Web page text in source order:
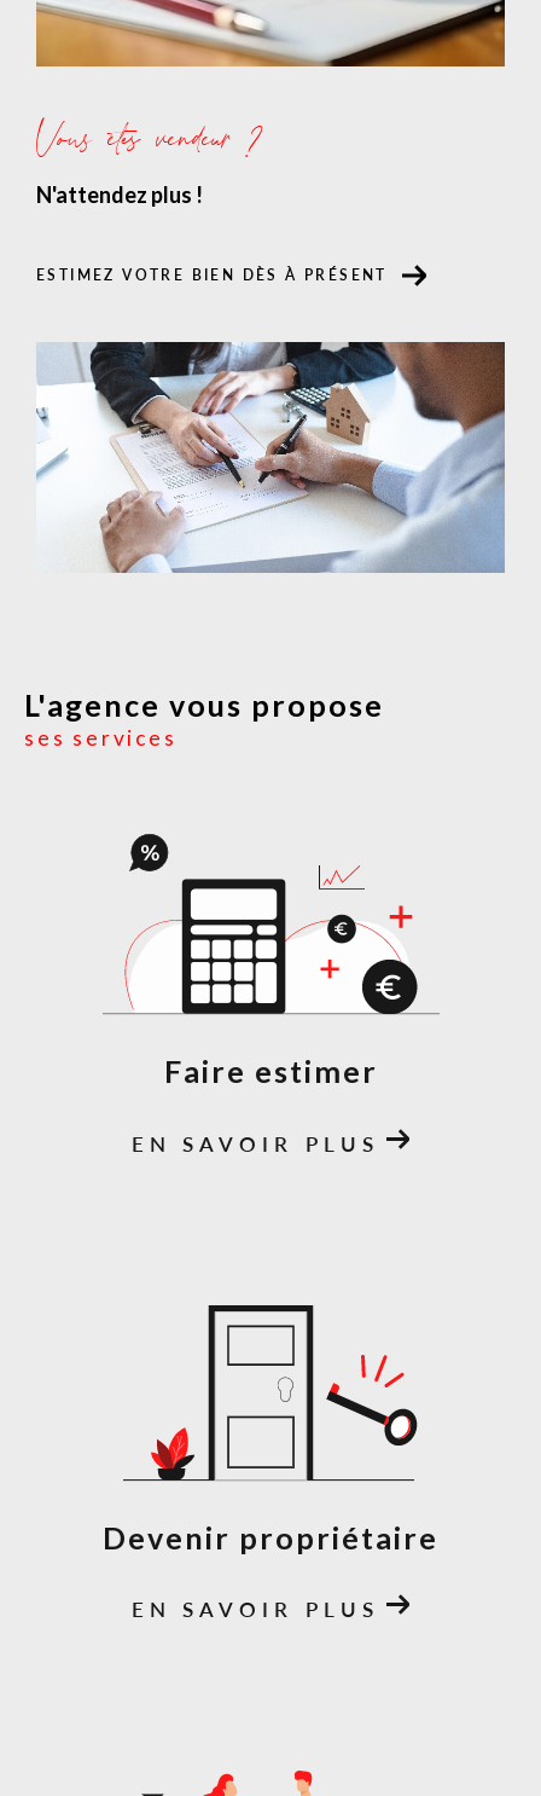
Vous êtes vendeur ?
N'attendez plus !
ESTIMEZ VOTRE BIEN DÈS À PRÉSENT
L'agence vous propose
ses services
Faire estimer
EN SAVOIR PLUS
Devenir propriétaire
EN SAVOIR PLUS